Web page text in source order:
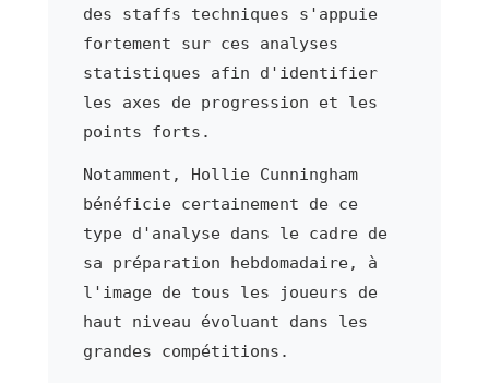
des staffs techniques s'appuie
fortement sur ces analyses
statistiques afin d'identifier
les axes de progression et les
points forts.
Notamment, Hollie Cunningham
bénéficie certainement de ce
type d'analyse dans le cadre de
sa préparation hebdomadaire, à
l'image de tous les joueurs de
haut niveau évoluant dans les
grandes compétitions.